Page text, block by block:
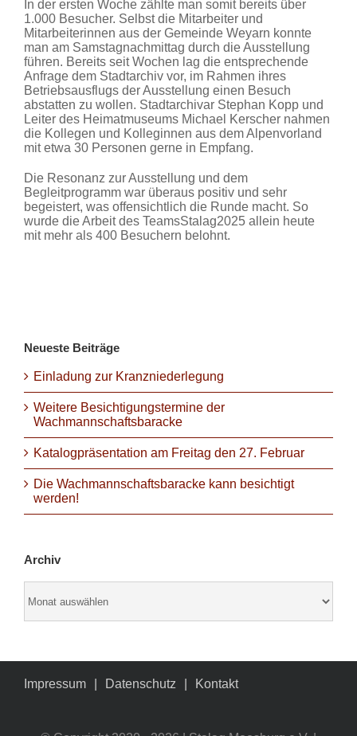
In der ersten Woche zählte man somit bereits über
1.000 Besucher. Selbst die Mitarbeiter und
Mitarbeiterinnen aus der Gemeinde Weyarn konnte
man am Samstagnachmittag durch die Ausstellung
führen. Bereits seit Wochen lag die entsprechende
Anfrage dem Stadtarchiv vor, im Rahmen ihres
Betriebsausflugs der Ausstellung einen Besuch
abstatten zu wollen. Stadtarchivar Stephan Kopp und
Leiter des Heimatmuseums Michael Kerscher nahmen
die Kollegen und Kolleginnen aus dem Alpenvorland
mit etwa 30 Personen gerne in Empfang.
Die Resonanz zur Ausstellung und dem
Begleitprogramm war überaus positiv und sehr
begeistert, was offensichtlich die Runde macht. So
wurde die Arbeit des TeamsStalag2025 allein heute
mit mehr als 400 Besuchern belohnt.
Neueste Beiträge
Einladung zur Kranzniederlegung
Weitere Besichtigungstermine der
Wachmannschaftsbaracke
Katalogpräsentation am Freitag den 27. Februar
Die Wachmannschaftsbaracke kann besichtigt
werden!
Archiv
Impressum Datenschutz Kontakt